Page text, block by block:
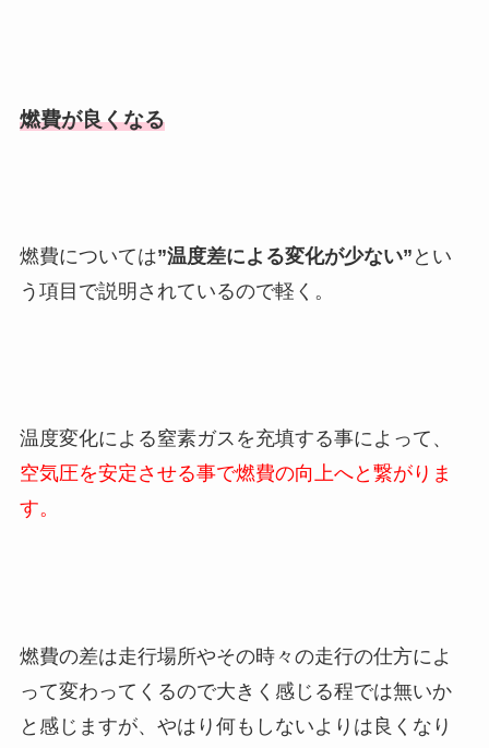
燃費が良くなる
燃費については”温度差による変化が少ない” とい
う項目で説明されているので軽く。
温度変化による窒素ガスを充填する事によって、
空気圧を安定させる事で燃費の向上へと繋がりま
す。
燃費の差は走行場所やその時々の走行の仕方によ
って変わってくるので大きく感じる程では無いか
と感じますが、やはり何もしないよりは良くなり